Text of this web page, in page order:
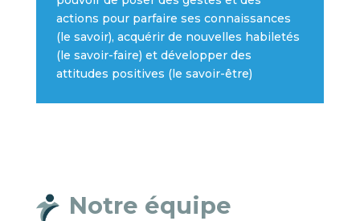
actions pour parfaire ses connaissances
(le savoir), acquérir de nouvelles habiletés
(le savoir-faire) et développer des
attitudes positives (le savoir-être)
Notre équipe